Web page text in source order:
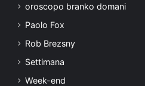
oroscopo branko domani
Paolo Fox
Rob Brezsny
Settimana
Week-end